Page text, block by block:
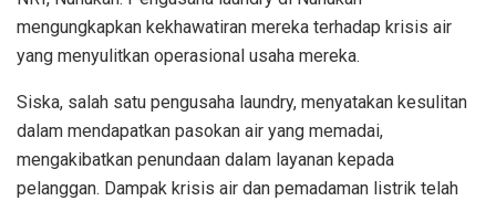
mengungkapkan kekhawatiran mereka terhadap krisis air
yang menyulitkan operasional usaha mereka.
Siska, salah satu pengusaha laundry, menyatakan kesulitan
dalam mendapatkan pasokan air yang memadai,
mengakibatkan penundaan dalam layanan kepada
pelanggan. Dampak krisis air dan pemadaman listrik telah